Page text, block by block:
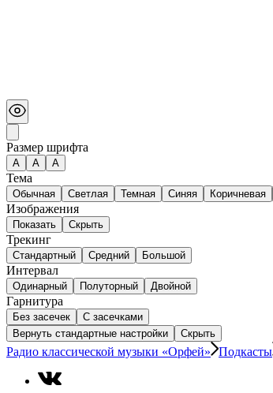
Размер шрифта
А A A
Тема
Обычная Светлая Темная Синяя Коричневая
Изображения
Показать Скрыть
Трекинг
Стандартный Средний Большой
Интервал
Одинарный Полуторный Двойной
Гарнитура
Без засечек
С засечками
Вернуть стандартные настройки
Скрыть
Радио классической музыки «Орфей» Подкасты